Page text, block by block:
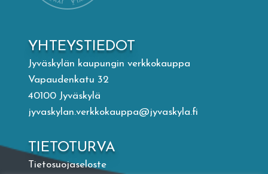
Valon Kaupunki
Lasten Lysti & LystiKylä-festivaali
English
YHTEYSTIEDOT
Jyväskylän kaupungin verkkokauppa
Vapaudenkatu 32
40100 Jyväskylä
jyvaskylan.verkkokauppa@jyvaskyla.fi
TIETOTURVA
Tietosuojaseloste